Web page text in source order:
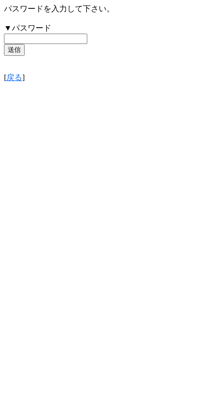
パスワードを入力して下さい。
▼パスワード
[戻る]